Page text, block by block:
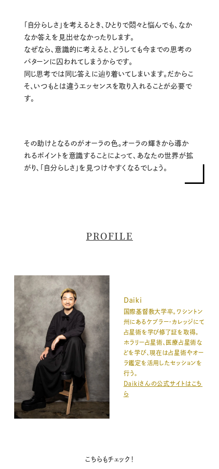
「自分らしさ」を考えるとき、ひとりで悶々と悩んでも、なか
なか答えを見出せなかったりします。
なぜなら、意識的に考えると、どうしても今までの思考の
パターンに囚われてしまうからです。
同じ思考では同じ答えに辿り着いてしまいます。だからこ
そ、いつもとは違うエッセンスを取り入れることが必要で
す。
その助けとなるのがオーラの色。オーラの輝きから導か
れるポイントを意識することによって、あなたの世界が拡
がり、「自分らしさ」を見つけやすくなるでしょう。
PROFILE
Daiki
国際基督教大学卒。ワシントン
州にあるケプラー・カレッジにて
占星術を学び修了証を取得。
ホラリー占星術、医療占星術な
どを学び、現在は占星術やオー
ラ鑑定を活用したセッションを
行う。
Daikiさんの公式サイトはこち
ら
こちらもチェック！